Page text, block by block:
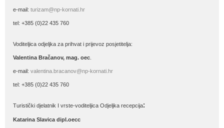
e-mail: turizam@np-kornati.hr
tel: +385 (0)22 435 760
Voditeljica odjeljka za prihvat i prijevoz posjetitelja:
Valentina Bračanov, mag. oec
e-mail: valentina.bracanov@np-kornati.hr
tel: +385 (0)22 435 760
Turistički djelatnik I vrste-voditeljica Odjeljka recepcija:
Katarina Slavica dipl.oecc